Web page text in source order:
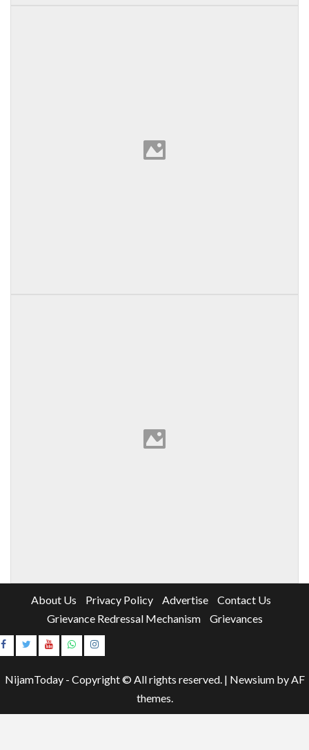
About Us Privacy Policy Advertise
Contact Us
Grievance Redressal Mechanism
Grievances
Instagram
NijamToday - Copyright © All rights reserved. | Newsiumby AF
themes.